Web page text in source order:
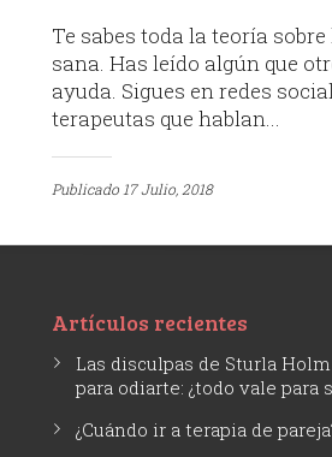
Te sabes toda la teoría
sana. Has leído algún que
ayuda. Sigues en redes
terapeutas que hablan...
Publicado 17 Julio, 2018
Artículos recientes
Las disculpas de Sturla
para odiarte: ¿todo vale para
¿Cuándo ir a terapia de